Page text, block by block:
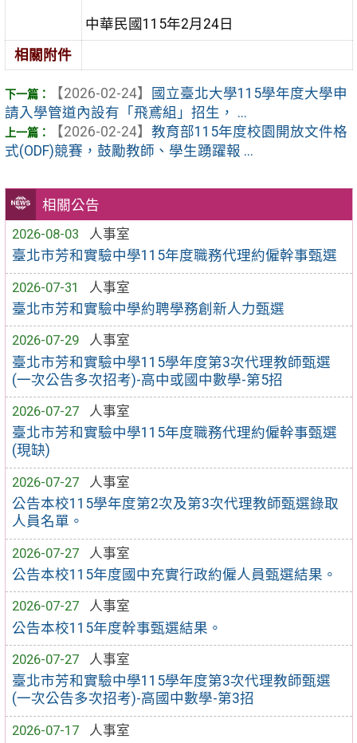
相關公告
2026-08-03
人事室
臺北市芳和實驗中學115年度職務代理約僱幹事甄選
2026-07-31
人事室
臺北市芳和實驗中學約聘學務創新人力甄選
2026-07-29
人事室
臺北市芳和實驗中學115學年度第3次代理教師甄選
(一次公告多次招考)-高中或國中數學-第5招
2026-07-27
人事室
臺北市芳和實驗中學115年度職務代理約僱幹事甄選
(現缺)
2026-07-27
人事室
公告本校115學年度第2次及第3次代理教師甄選錄取
人員名單。
2026-07-27
人事室
公告本校115年度國中充實行政約僱人員甄選結果。
2026-07-27
人事室
公告本校115年度幹事甄選結果。
2026-07-27
人事室
臺北市芳和實驗中學115學年度第3次代理教師甄選
(一次公告多次招考)-高國中數學-第3招
2026-07-17
人事室
中華民國115年2月24日
相關附件
【2026-02-24】
國立臺北大學115學年度大學申
請入學管道內設有「飛鳶組」招生， ...
【2026-02-24】 教育部115年度校園開放文件格
式(ODF)競賽，鼓勵教師、學生踴躍報 ...